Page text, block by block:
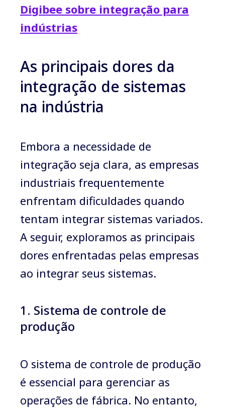
Digibee sobre integração para
indústrias
As principais dores da
integração de sistemas
na indústria
Embora a necessidade de
integração seja clara, as empresas
industriais frequentemente
enfrentam dificuldades quando
tentam integrar sistemas variados.
A seguir, exploramos as principais
dores enfrentadas pelas empresas
ao integrar seus sistemas.
1. Sistema de controle de
produção
O sistema de controle de produção
é essencial para gerenciar as
operações de fábrica. No entanto,